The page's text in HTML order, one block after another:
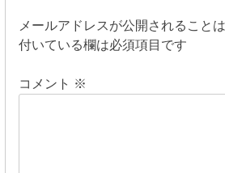
ビ
ゲ
メールアドレスが公開されること
付いている欄は必須項目です
コメント ※